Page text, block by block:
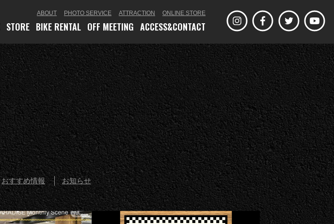
STORE BIKE RENTAL OFF MEETING ACCESS&CONTACT
ABOUT PHOTO SERVICE ATTRACTION ONLINE STORE
おすすめ情報 お知らせ